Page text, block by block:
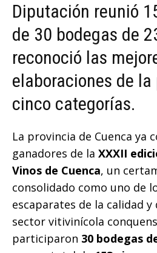
Diputación reunió
de 30 bodegas de
reconoció las
elaboraciones de
cinco categorías.
La provincia de Cuenca ya
ganadores de la XXXII
Vinos de Cuenca, un
consolidado como uno de
escaparates de la calidad y
sector vitivinícola
participaron 30 bodegas